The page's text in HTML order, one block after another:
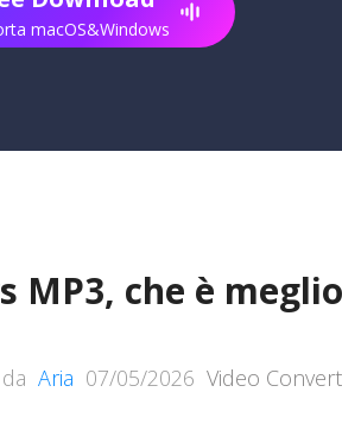
macOS&Windows
MP3, che è
Aria 07/05/2026 Video